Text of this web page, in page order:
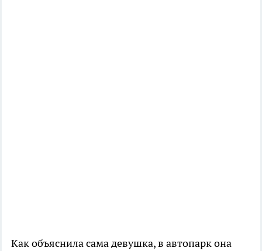
Как объяснила сама девушка, в автопарк она